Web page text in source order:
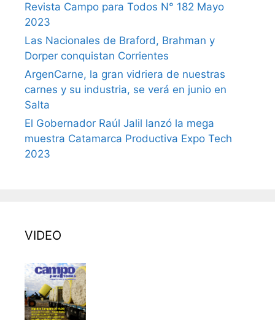
Revista Campo para Todos N° 182 Mayo
2023
Las Nacionales de Braford, Brahman y
Dorper conquistan Corrientes
ArgenCarne, la gran vidriera de nuestras
carnes y su industria, se verá en junio en
Salta
El Gobernador Raúl Jalil lanzó la mega
muestra Catamarca Productiva Expo Tech
2023
VIDEO